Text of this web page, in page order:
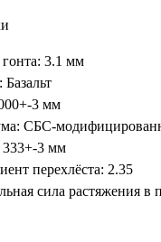
3.1 мм
3 мм
СБС-
3 мм
перехлёста: 2.35
сила растяжения в